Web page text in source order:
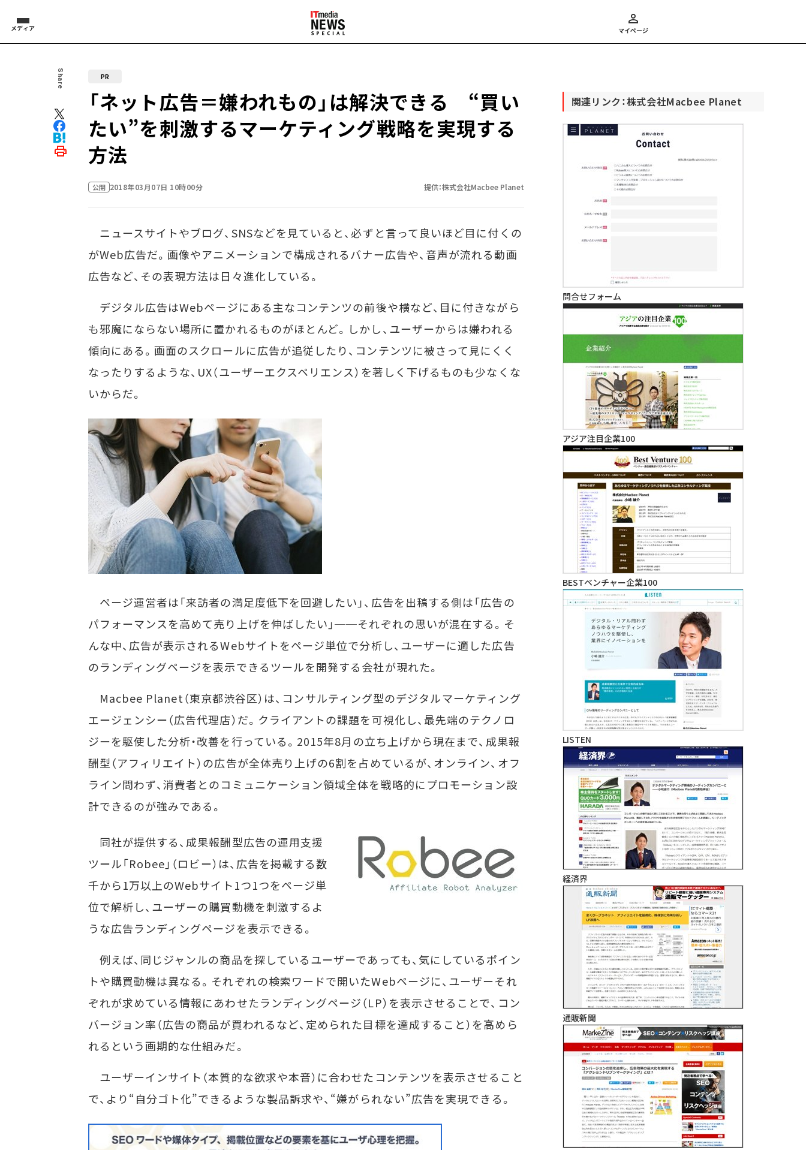
メディア マイページ
Share PR
「ネット広告＝嫌われもの」は解決できる “買い
たい”を刺激するマーケティング戦略を実現する
方法
公開 2018年03月07日 10時00分 提供：株式会社Macbee Planet
ニュースサイトやブログ、SNSなどを見ていると、必ずと言って良いほど目に付くの
がWeb広告だ。画像やアニメーションで構成されるバナー広告や、音声が流れる動画
広告など、その表現方法は日々進化している。
デジタル広告はWebページにある主なコンテンツの前後や横など、目に付きながら
も邪魔にならない場所に置かれるものがほとんど。しかし、ユーザーからは嫌われる
傾向にある。画面のスクロールに広告が追従したり、コンテンツに被さって見にくく
なったりするような、UX（ユーザーエクスペリエンス）を著しく下げるものも少なくな
いからだ。
ページ運営者は「来訪者の満足度低下を回避したい」、広告を出稿する側は「広告の
パフォーマンスを高めて売り上げを伸ばしたい」──それぞれの思いが混在する。そ
んな中、広告が表示されるWebサイトをページ単位で分析し、ユーザーに適した広告
のランディングページを表示できるツールを開発する会社が現れた。
Macbee Planet（東京都渋谷区）は、コンサルティング型のデジタルマーケティング
エージェンシー（広告代理店）だ。クライアントの課題を可視化し、最先端のテクノロ
ジーを駆使した分析・改善を行っている。2015年8月の立ち上げから現在まで、成果報
酬型（アフィリエイト）の広告が全体売り上げの6割を占めているが、オンライン、オフ
ライン問わず、消費者とのコミュニケーション領域全体を戦略的にプロモーション設
計できるのが強みである。
同社が提供する、成果報酬型広告の運用支援
ツール「Robee」（ロビー）は、広告を掲載する数
千から1万以上のWebサイト1つ1つをページ単
位で解析し、ユーザーの購買動機を刺激するよ
うな広告ランディングページを表示できる。
例えば、同じジャンルの商品を探しているユーザーであっても、気にしているポイン
トや購買動機は異なる。それぞれの検索ワードで開いたWebページに、ユーザーそれ
ぞれが求めている情報にあわせたランディングページ（LP）を表示させることで、コン
バージョン率（広告の商品が買われるなど、定められた目標を達成すること）を高めら
れるという画期的な仕組みだ。
ユーザーインサイト（本質的な欲求や本音）に合わせたコンテンツを表示させること
で、より“自分ゴト化”できるような製品訴求や、“嫌がられない”広告を実現できる。
関連リンク：株式会社Macbee Planet
問合せフォーム
アジア注目企業100
BESTベンチャー企業100
LISTEN
経済界
通販新聞